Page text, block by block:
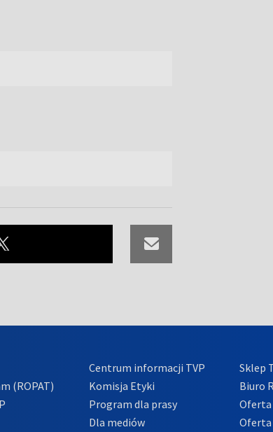
(ROPAT)
Centrum informacji TVP
Komisja Etyki
Program dla prasy
Dla mediów
Sklep
Biuro
Oferta
Oferta